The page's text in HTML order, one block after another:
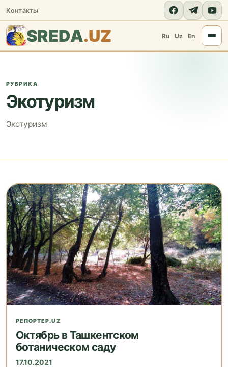
Контакты
SREDA.UZ Ru Uz En
РУБРИКА
Экотуризм
Экотуризм
РЕПОРТЕР.UZ
Октябрь в Ташкентском
ботаническом саду
17.10.2021